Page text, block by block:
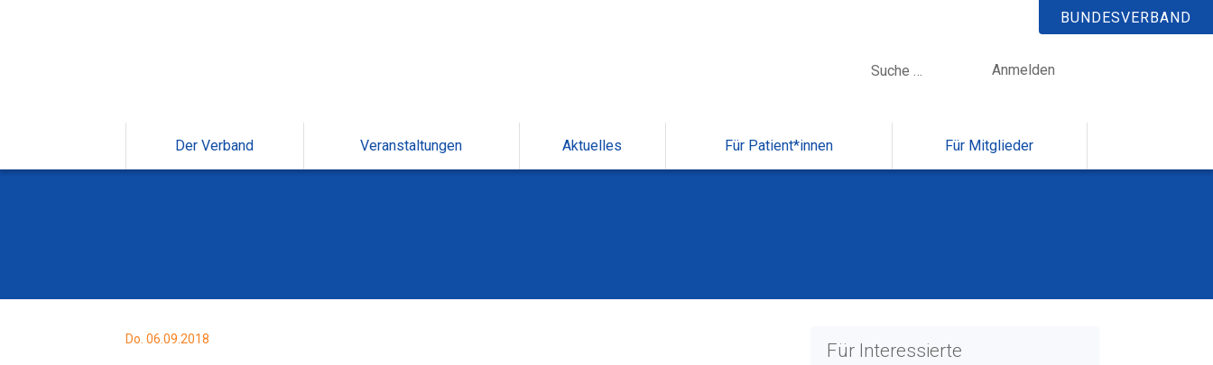
BUNDESVERBAND
Anmelden
Der Verband Veranstaltungen Aktuelles Für Patient*innen Für Mitglieder
Do. 06.09.2018
Für Interessierte